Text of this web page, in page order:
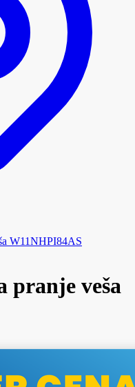
W11NHPI84AS
pranje veša